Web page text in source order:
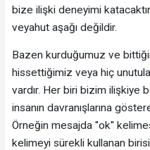
bize ilişki deneyimi
veyahut aşağı değildir.
Bazen kurduğumuz ve
hissettiğimiz veya hiç
vardır. Her biri bizim ilişkiye
insanın davranışlarına
Örneğin mesajda ''ok''
kelimeyi sürekli kullanan